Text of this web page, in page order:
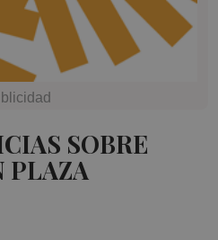
SOBRE
PLAZA